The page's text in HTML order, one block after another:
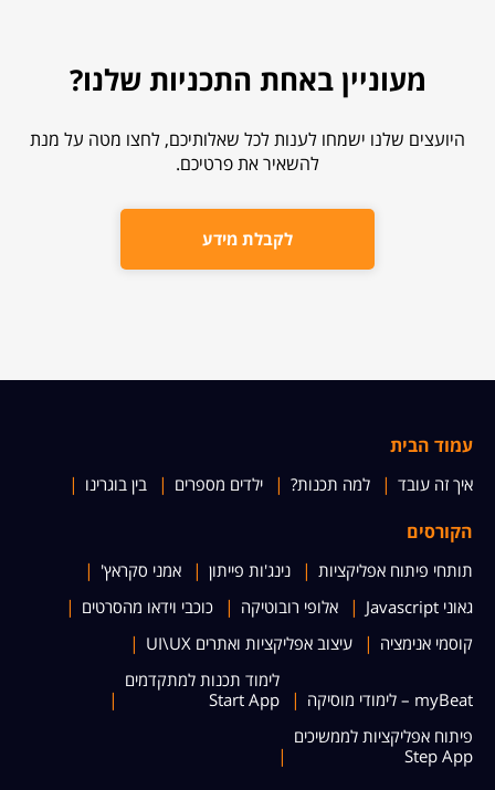
מעוניין באחת התכניות שלנו?
היועצים שלנו ישמחו לענות לכל שאלותיכם, לחצו מטה על מנת
להשאיר את פרטיכם.
לקבלת מידע
עמוד הבית
איך זה עובד למה תכנות? ילדים מספרים בין בוגרינו
הקורסים
תותחי פיתוח אפליקציות נינג'ות פייתון
אמני סקראץ'
גאוני Javascript
אלופי רובוטיקה
כוכבי וידאו מהסרטים
קוסמי אנימציה
עיצוב אפליקציות ואתרים UI\UX
myBeat – לימודי מוסיקה
לימוד תכנות למתקדמים
Start App
פיתוח אפליקציות לממשיכים
Step App